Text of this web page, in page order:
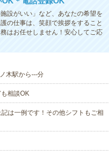
設がいい」など、あなたの希望を
の仕事は、笑顔で挨拶をすること
はお任せしません！安心してご応
木駅から---分
相談OK
は一例です！その他シフトもご相